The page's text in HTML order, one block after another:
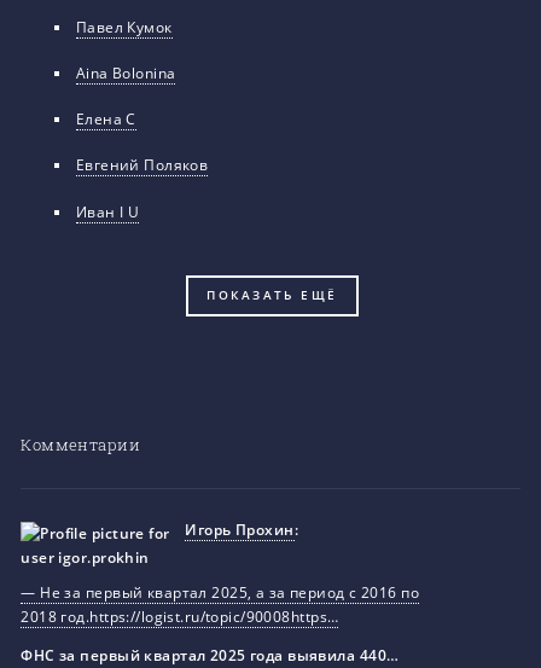
Павел Кумок
Aina Bolonina
Елена С
Евгений Поляков
Иван I U
ПОКАЗАТЬ ЕЩЁ
Комментарии
Игорь Прохин:
— Не за первый квартал 2025, а за период с 2016 по
2018 год.https://logist.ru/topic/90008https…
ФНС за первый квартал 2025 года выявила 440…